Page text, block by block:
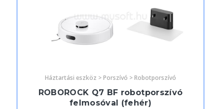
Háztartási eszköz > Porszívó > Robotporszívó
ROBOROCK Q7 BF robotporszívó
felmosóval (fehér)